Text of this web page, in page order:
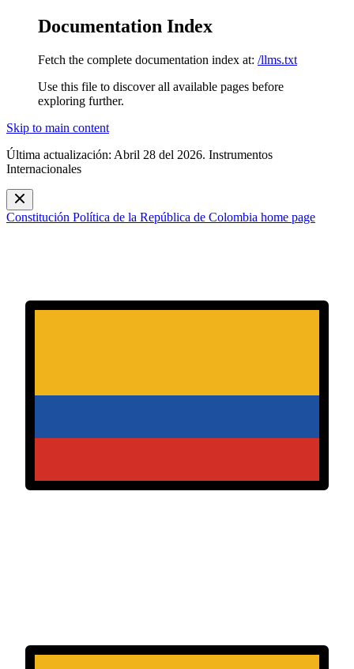
Documentation Index
Fetch the complete documentation index at: /llms.txt
Use this file to discover all available pages before
exploring further.
Skip to main content
Última actualización: Abril 28 del 2026. Instrumentos
Internacionales
Constitución Política de la República de Colombia home page